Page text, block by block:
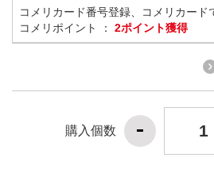
コメリカード番号登録、コメリカード
コメリポイント ： 2ポイント獲得
購入個数